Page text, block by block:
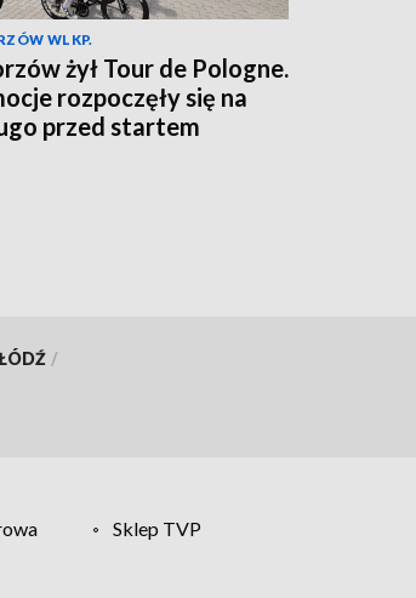
WLKP.
żył Tour de Pologne.
rozpoczęły się na
przed startem
/
Sklep TVP